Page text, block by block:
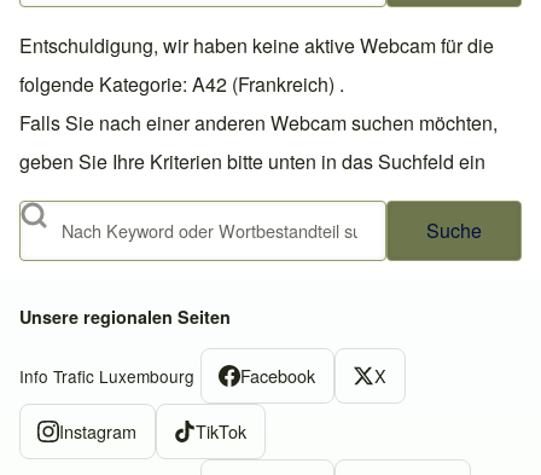
Entschuldigung, wir haben keine aktive Webcam für die
folgende Kategorie: A42 (Frankreich) .
Falls Sie nach einer anderen Webcam suchen möchten,
geben Sie Ihre Kriterien bitte unten in das Suchfeld ein
Suche
Unsere regionalen Seiten
Info Trafic Luxembourg Facebook X
Instagram TikTok